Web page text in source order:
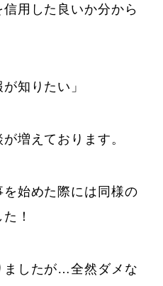
信用した良いか分から
知りたい」
増えております。
始めた際には同様の
！
ましたが…全然ダメな